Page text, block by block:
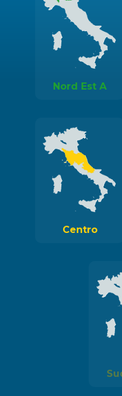
Nord Est A
Centro